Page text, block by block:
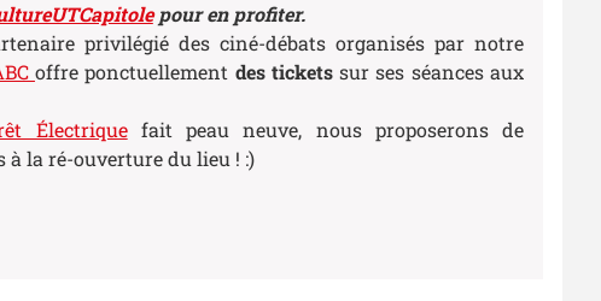
pour en profiter.
privilégié des ciné-débats organisés par notre
offre ponctuellement des ticketssur ses séances aux
Électriquefait peau neuve, nous proposerons de
à la ré-ouverture du lieu ! :)